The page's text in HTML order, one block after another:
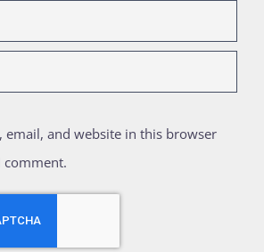
email, and website in this browser